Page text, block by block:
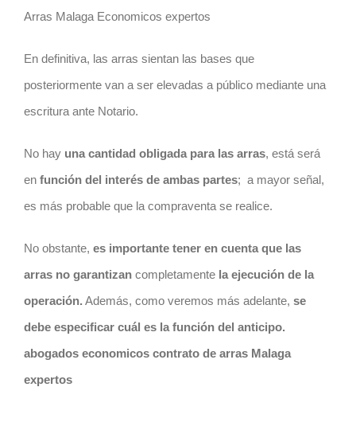
Arras Malaga Economicos expertos
En definitiva, las arras sientan las bases que
posteriormente van a ser elevadas a público mediante una
escritura ante Notario.
No hay una cantidad obligada para las arras, está será
enfunción del interés de ambas partes; a mayor señal,
es más probable que la compraventa se realice.
No obstante, es importante tener en cuenta que las
arras no garantizancompletamentela ejecución de la
operación. Además, como veremos más adelante, se
debe especificar cuál es la función del anticipo.
abogados economicos contrato de arras Malaga
expertos